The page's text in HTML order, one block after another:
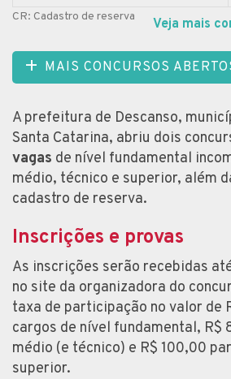
CR: Cadastro de reserva Veja mais
MAIS CONCURSOS
A prefeitura de Descanso,
Santa Catarina, abriu dois
vagas de nível fundamental
médio, técnico e superior, além
cadastro de reserva.
Inscrições e provas
As inscrições serão recebidas
no site da organizadora do
taxa de participação no valor de
cargos de nível fundamental, R$
médio (e técnico) e R$ 100,00
superior.